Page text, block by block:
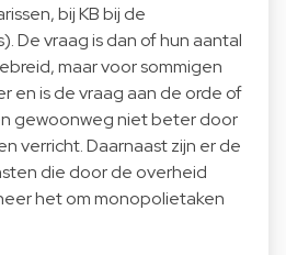
bij KB bij de
De vraag is dan of hun aantal
maar voor sommigen
en is de vraag aan de orde of
gewoonweg niet beter door
verricht. Daarnaast zijn er de
die door de overheid
het om monopolietaken